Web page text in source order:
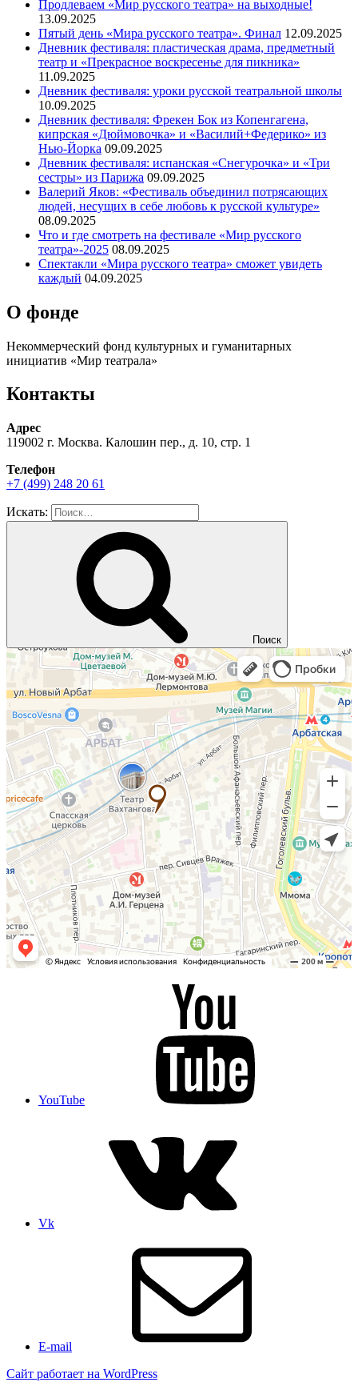
Продлеваем «Мир русского театра» на выходные!
13.09.2025
Пятый день «Мира русского театра». Финал 12.09.2025
Дневник фестиваля: пластическая драма, предметный
театр и «Прекрасное воскресенье для пикника»
11.09.2025
Дневник фестиваля: уроки русской театральной школы
10.09.2025
Дневник фестиваля: Фрекен Бок из Копенгагена,
кипрская «Дюймовочка» и «Василий+Федерико» из
Нью-Йорка 09.09.2025
Дневник фестиваля: испанская «Снегурочка» и «Три
сестры» из Парижа 09.09.2025
Валерий Яков: «Фестиваль объединил потрясающих
людей, несущих в себе любовь к русской культуре»
08.09.2025
Что и где смотреть на фестивале «Мир русского
театра»-2025 08.09.2025
Спектакли «Мира русского театра» сможет увидеть
каждый 04.09.2025
О фонде
Некоммерческий фонд культурных и гуманитарных
инициатив «Мир театрала»
Контакты
Адрес
119002 г. Москва. Калошин пер., д. 10, стр. 1
Телефон
+7 (499) 248 20 61
Искать:
Поиск
YouTube
Vk
E-mail
Сайт работает на WordPress